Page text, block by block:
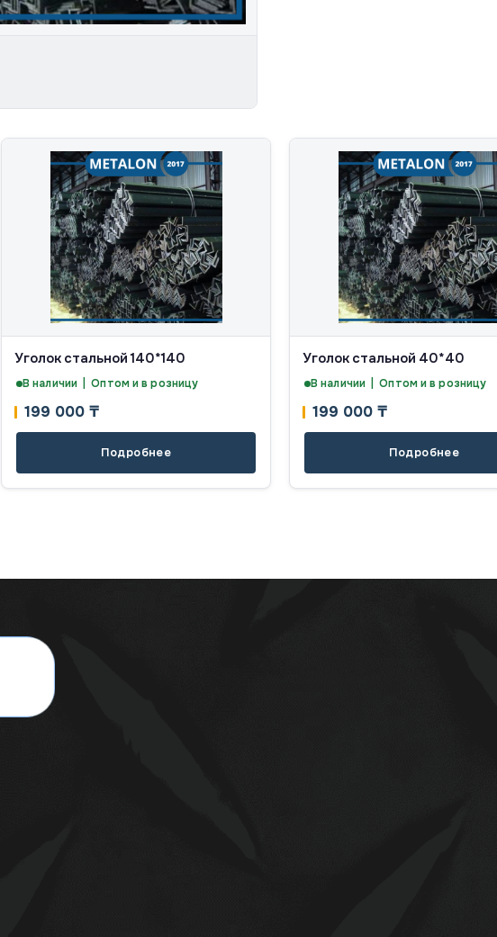
Уголок стальной 140*140
В наличии | Оптом и в розницу
199 000 ₸
Подробнее
Уголок стальной 40*40
В наличии | Оптом и в розницу
199 000 ₸
Подробнее